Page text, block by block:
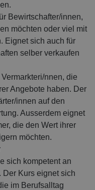
Bewirtschafter/innen,
möchten oder viel mit
Eignet sich auch für
selber verkaufen
Vermarkteri/nnen, die
Angebote haben. Der
innen auf den
Ausserdem eignet
die den Wert ihrer
möchten.
sich kompetent an
Kurs eignet sich
im Berufsalltag